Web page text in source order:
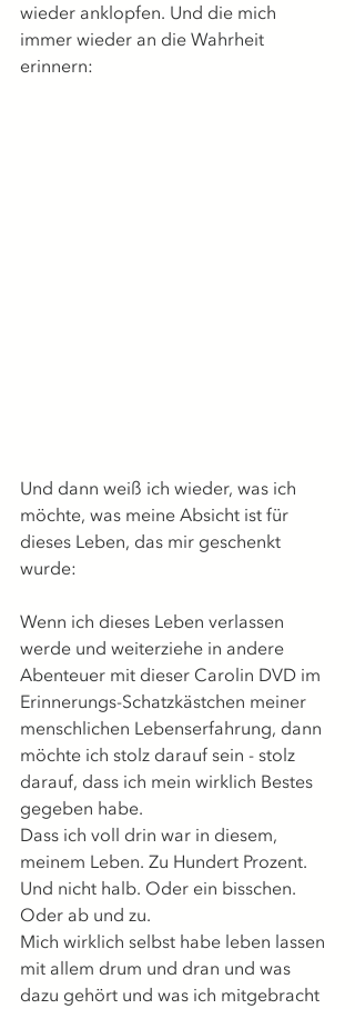
wieder anklopfen. Und die mich
immer wieder an die Wahrheit
erinnern:
Und dann weiß ich wieder, was ich
möchte, was meine Absicht ist für
dieses Leben, das mir geschenkt
wurde:
Wenn ich dieses Leben verlassen
werde und weiterziehe in andere
Abenteuer mit dieser Carolin DVD im
Erinnerungs-Schatzkästchen meiner
menschlichen Lebenserfahrung, dann
möchte ich stolz darauf sein - stolz
darauf, dass ich mein wirklich Bestes
gegeben habe.
Dass ich voll drin war in diesem,
meinem Leben. Zu Hundert Prozent.
Und nicht halb. Oder ein bisschen.
Oder ab und zu.
Mich wirklich selbst habe leben lassen
mit allem drum und dran und was
dazu gehört und was ich mitgebracht